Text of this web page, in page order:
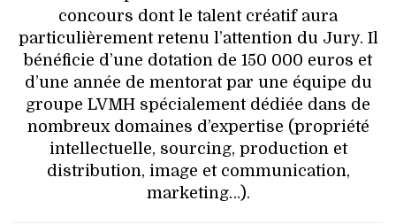
concours dont le talent créatif aura
particulièrement retenu l’attention du Jury. Il
bénéficie d’une dotation de 150 000 euros et
d’une année de mentorat par une équipe du
groupe LVMH spécialement dédiée dans de
nombreux domaines d’expertise (propriété
intellectuelle, sourcing, production et
distribution, image et communication,
marketing…).